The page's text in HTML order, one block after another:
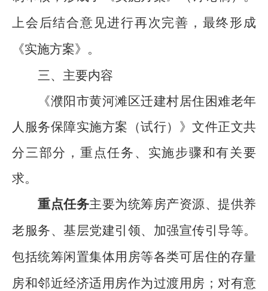
上会后结合意见进行再次完善，最终形成
《实施方案》。
三、主要内容
《濮阳市黄河滩区迁建村居住困难老年
人服务保障实施方案（试行）》 文件正文共
分三部分，重点任务 、实施步骤和有关要
求。
重点任务主要为统筹房产资源、提供养
老服务、基层党建引领、加强宣传引导等。
包括统筹闲置集体用房等各类可居住的存量
房和邻近经济适用房作为过渡用房；对有意